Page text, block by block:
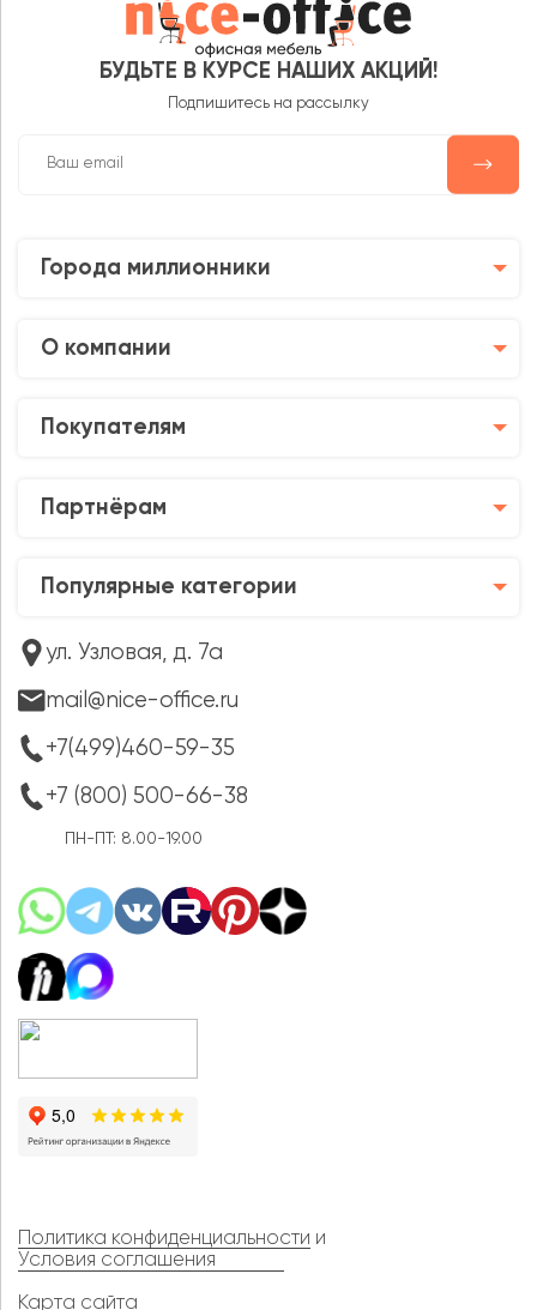
БУДЬТЕ В КУРСЕ НАШИХ АКЦИЙ!
Подпишитесь на рассылку
Города миллионники
О компании
Покупателям
Партнёрам
Популярные категории
ул. Узловая, д. 7а
mail@nice-office.ru
+7(499)460-59-35
+7 (800) 500-66-38
ПН-ПТ: 8.00-19.00
Политика конфиденциальности и
Условия соглашения
Карта сайта